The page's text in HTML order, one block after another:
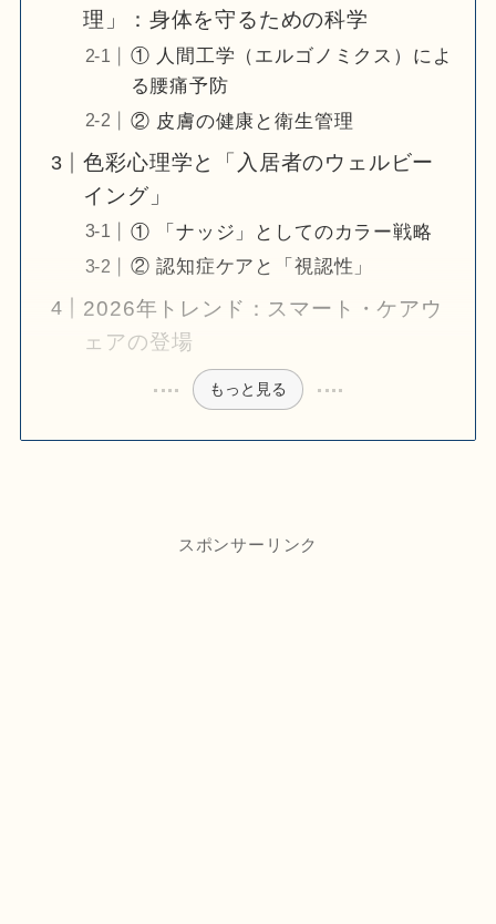
理」：身体を守るための科学
① 人間工学（エルゴノミクス）によ
る腰痛予防
② 皮膚の健康と衛生管理
色彩心理学と「入居者のウェルビー
イング」
① 「ナッジ」としてのカラー戦略
② 認知症ケアと「視認性」
2026年トレンド：スマート・ケアウ
ェアの登場
もっと見る
スポンサーリンク